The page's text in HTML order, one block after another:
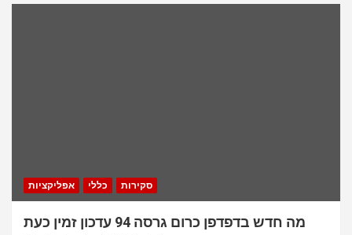
אפליקציות כללי סקירות
מה חדש בדפדפן כרום גרסה 94 עדכון זמין כעת